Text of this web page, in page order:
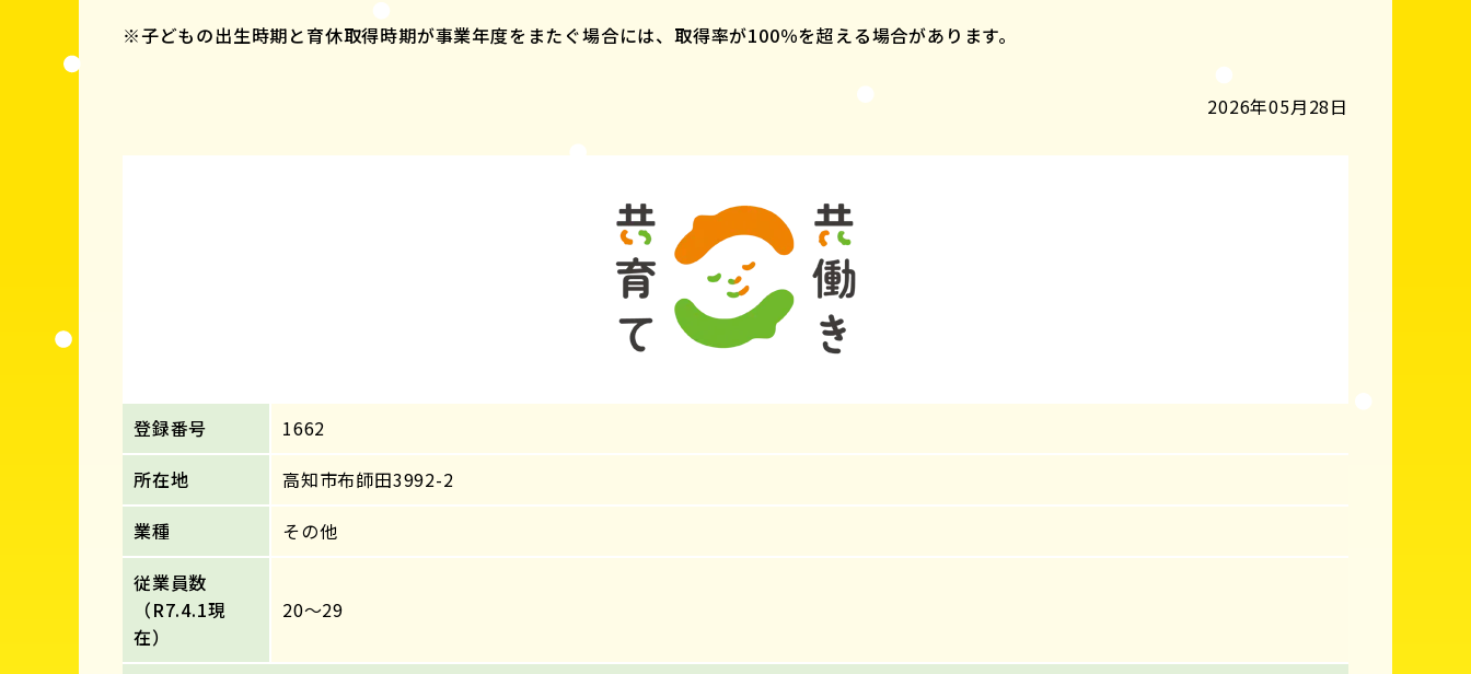
※子どもの出生時期と育休取得時期が事業年度をまたぐ場合には、取得率が100％を超える場合があります。
2026年05月28日
登録番号
1662
所在地
高知市布師田3992-2
業種
その他
従業員数
（R7.4.1現
在）
20～29